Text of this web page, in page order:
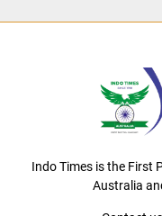
Indo Times is the First
Australia